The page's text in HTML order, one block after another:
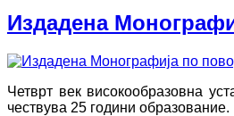
Издадена
Четврт век високообразовна
чествува 25 години образование.